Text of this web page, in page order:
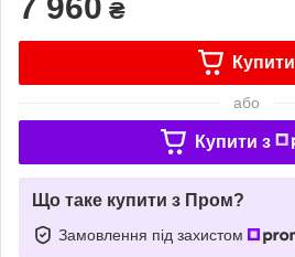
₴
Купити
або
Купити з
Що таке купити з Пром?
Замовлення під захистом